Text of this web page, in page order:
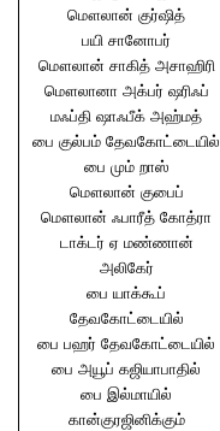
மௌலான் குர்ஷித்
பயி சானோபர்
மௌலான் சாகித் அசாஹிரி
மௌலானா அக்பர் ஷரிஃப்
மஃப்தி ஷாஃபீக் அஹ்மத்
பை குல்பம் தேவகோட்டையில்
பை மும் றாஸ்
மௌலான் குபைப்
மௌலான் ஃபாரீத் கோத்ரா
டாக்டர் ஏ மண்ணான்
அலிகேர்
பை யாக்கூப்
தேவகோட்டையில்
பை பஹர் தேவகோட்டையில்
பை அயூப் கஜியாபாதில்
பை இல்மாயில்
கான்குரஜினிக்கும்